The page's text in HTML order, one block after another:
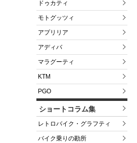
ドゥカティ
モトグッツィ
アプリリア
アディバ
マラグーティ
KTM
PGO
ショートコラム集
レトロバイク・グラフティ
バイク乗りの勘所